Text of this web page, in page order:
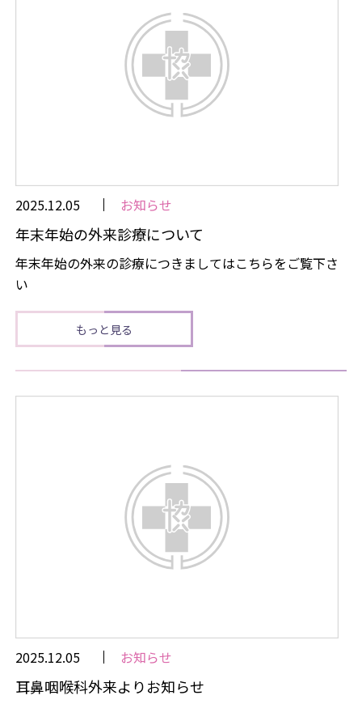
2025.12.05 お知らせ
年末年始の外来診療について
年末年始の外来の診療につきましてはこちらをご覧下さ
い
もっと見る
2025.12.05 お知らせ
耳鼻咽喉科外来よりお知らせ